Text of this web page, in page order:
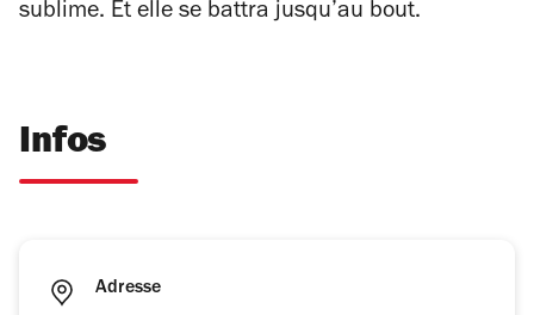
sublime. Et elle se battra jusqu’au bout.
Infos
Adresse